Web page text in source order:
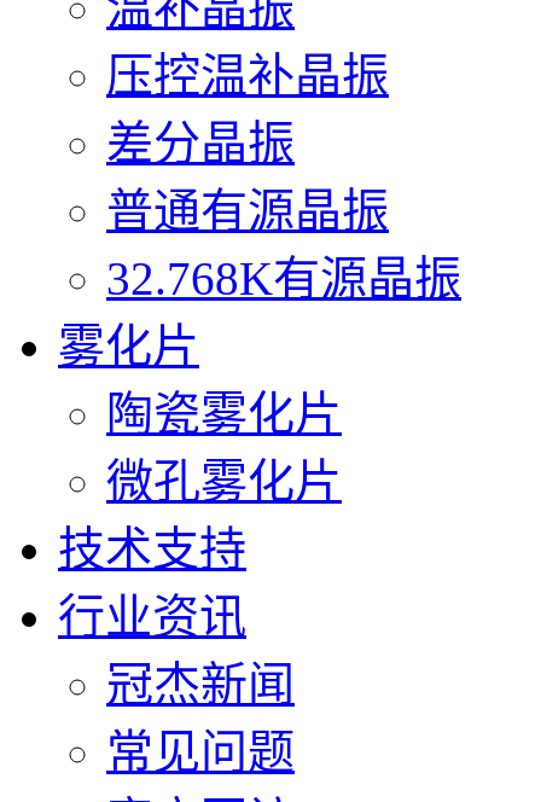
压控温补晶振
差分晶振
普通有源晶振
32.768K有源晶振
雾化片
陶瓷雾化片
微孔雾化片
技术支持
行业资讯
冠杰新闻
常见问题